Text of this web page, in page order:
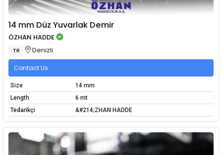
14 mm Düz Yuvarlak Demir
ÖZHAN HADDE
TR Denizli
Contact Us
Size
14 mm
Length
6 mt
Tedarikçi
&#214;ZHAN HADDE